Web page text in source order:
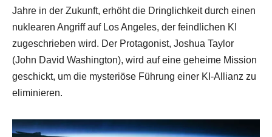
Jahre in der Zukunft, erhöht die Dringlichkeit durch einen
nuklearen Angriff auf Los Angeles, der feindlichen KI
zugeschrieben wird. Der Protagonist, Joshua Taylor
(John David Washington), wird auf eine geheime Mission
geschickt, um die mysteriöse Führung einer KI-Allianz zu
eliminieren.